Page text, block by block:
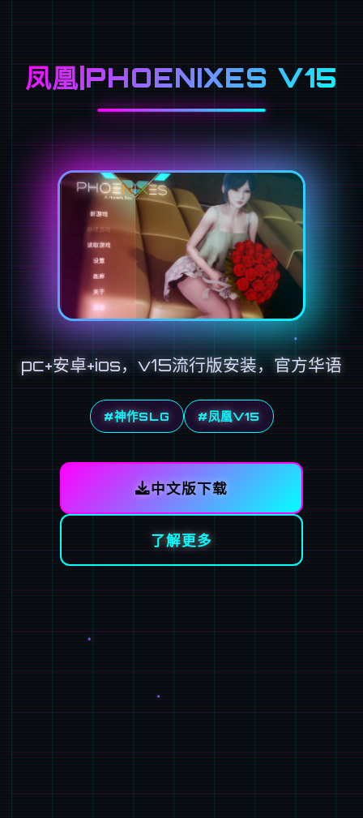
凤凰|PHOENIXES V15
pc+安卓+ios，v15流行版安装，官方华语
#神作SLG #凤凰V15
中文版下载
了解更多